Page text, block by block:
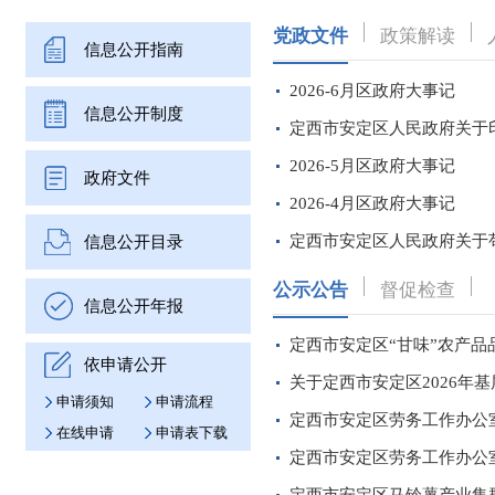
信息公开指南
信息公开制度
政府文件
信息公开目录
信息公开年报
依申请公开
申请须知
申请流程
在线申请
申请表下载
党政文件 政策解读
2026-6月区政府大事记
定西市安定区人民政府关于
2026-5月区政府大事记
2026-4月区政府大事记
定西市安定区人民政府关于
公示公告 督促检查
定西市安定区“甘味”农产品
关于定西市安定区2026年
定西市安定区劳务工作办公
定西市安定区劳务工作办公